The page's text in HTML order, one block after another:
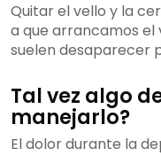
Quitar el vello y la
a que arrancamos el
suelen desaparecer
Tal vez algo
manejarlo?
El dolor durante la